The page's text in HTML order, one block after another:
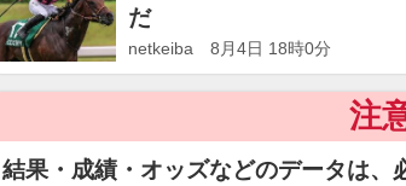
だ
netkeiba 8月4日 18時0分
注
結果・成績・オッズなどのデータは、